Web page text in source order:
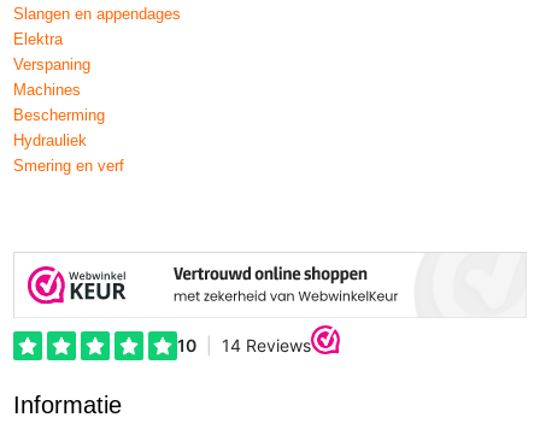
Slangen en appendages
Elektra
Verspaning
Machines
Bescherming
Hydrauliek
Smering en verf
Informatie